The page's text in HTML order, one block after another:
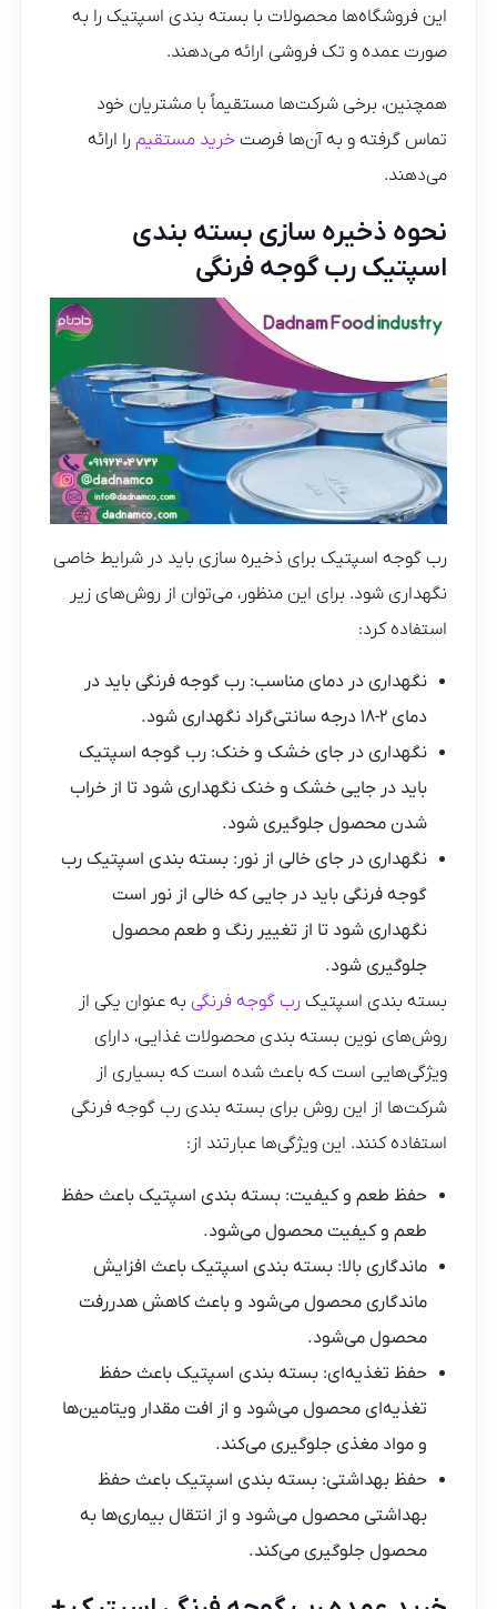
این فروشگاه‌ها محصولات با بسته بندی اسپتیک را به
صورت عمده و تک فروشی ارائه می‌دهند.
همچنین، برخی شرکت‌ها مستقیماً با مشتریان خود
تماس گرفته و به آن‌ها فرصتخرید مستقیم را ارائه
می‌دهند.
نحوه ذخیره سازی بسته بندی
اسپتیک رب گوجه فرنگی
رب گوجه اسپتیک برای ذخیره سازی باید در شرایط خاصی
نگهداری شود. برای این منظور، می‌توان از روش‌های زیر
استفاده کرد:
نگهداری در دمای مناسب: رب گوجه فرنگی باید در
دمای ۲-۱۸ درجه سانتی‌گراد نگهداری شود.
نگهداری در جای خشک و خنک: رب گوجه اسپتیک
باید در جایی خشک و خنک نگهداری شود تا از خراب
شدن محصول جلوگیری شود.
نگهداری در جای خالی از نور: بسته بندی اسپتیک رب
گوجه فرنگی باید در جایی که خالی از نور است
نگهداری شود تا از تغییر رنگ و طعم محصول
جلوگیری شود.
بسته بندی اسپتیک رب گوجه فرنگی به عنوان یکی از
روش‌های نوین بسته بندی محصولات غذایی، دارای
ویژگی‌هایی است که باعث شده است که بسیاری از
شرکت‌ها از این روش برای بسته بندی رب گوجه فرنگی
استفاده کنند. این ویژگی‌ها عبارتند از:
حفظ طعم و کیفیت: بسته بندی اسپتیک باعث حفظ
طعم و کیفیت محصول می‌شود.
ماندگاری بالا: بسته بندی اسپتیک باعث افزایش
ماندگاری محصول می‌شود و باعث کاهش هدررفت
محصول می‌شود.
حفظ تغذیه‌ای: بسته بندی اسپتیک باعث حفظ
تغذیه‌ای محصول می‌شود و از افت مقدار ویتامین‌ها
و مواد مغذی جلوگیری می‌کند.
حفظ بهداشتی: بسته بندی اسپتیک باعث حفظ
بهداشتی محصول می‌شود و از انتقال بیماری‌ها به
محصول جلوگیری می‌کند.